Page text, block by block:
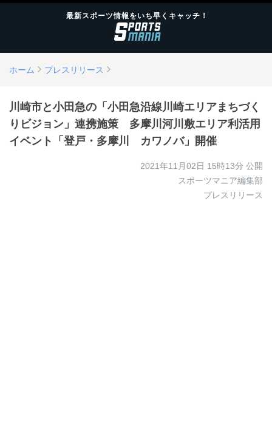
最新スポーツ情報をいち早くキャッチ！
ホーム プレスリリース
川崎市と小田急の「小田急沿線川崎エリアまちづく
りビジョン」連携施策 多摩川河川敷エリア利活用
イベント「登戸・多摩川 カワノバ」開催
2021年11月02日 15時13分 公開
スポーツマニア編集部
プレスリリース